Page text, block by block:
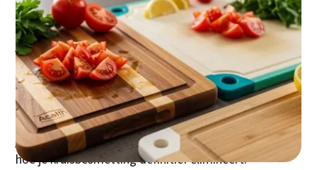
Je messen zijn bot, je snijplank ziet er vreselijk uit en
je hebt net ontdekt dat je al jaren bacteriën serveert
met je maaltijd. Tijd voor een grondige reset van je
keuken-essentials. De keuze voor de juiste snijplank
bepaalt niet alleen hoe lang je messen scherp blijven,
maar ook of je familie veilig eet. In deze gids ontdek
je precies welke snijplank bij jouw kookstijl past en
hoe je kruisbesmetting definitief elimineert.